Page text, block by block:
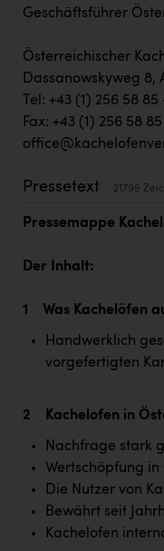
Smurfit Westrock
TGW Logistics
TRAILOMAT & Cycling
VERITAS
Vier Diamanten
ZGONC
ZULuft - Zukunft Luft
Österreichisches
Wirtschaftskammer
kunden basics
Geschäftsführer
Österreichischer
Dassanowskyweg 8,
Tel: +43 (1) 256 58
Fax: +43 (1) 256 58
Pressetext 21795
Pressemappe
Der Inhalt:
1 Was Kachelöfen
Handwerklich
vorgefertigten
2 Kachelofen in
Nachfrage stark
Wertschöpfung in
Die Nutzer von
Bewährt seit
Kachelofen